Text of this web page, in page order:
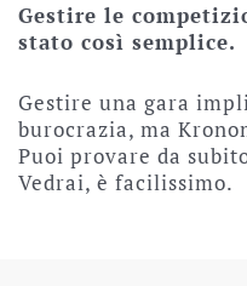
Gestire le
stato così semplice.
Gestire una gara
burocrazia, ma
Puoi provare da
Vedrai, è facilissimo.